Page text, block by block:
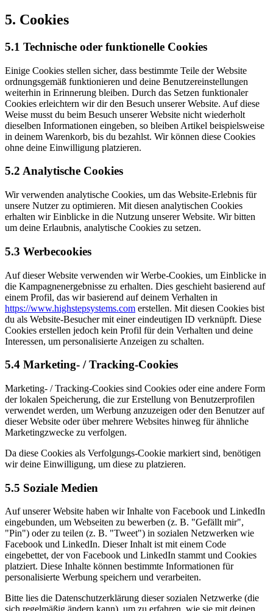
5. Cookies
5.1 Technische oder funktionelle Cookies
Einige Cookies stellen sicher, dass bestimmte Teile der Website
ordnungsgemäß funktionieren und deine Benutzereinstellungen
weiterhin in Erinnerung bleiben. Durch das Setzen funktionaler
Cookies erleichtern wir dir den Besuch unserer Website. Auf diese
Weise musst du beim Besuch unserer Website nicht wiederholt
dieselben Informationen eingeben, so bleiben Artikel beispielsweise
in deinem Warenkorb, bis du bezahlst. Wir können diese Cookies
ohne deine Einwilligung platzieren.
5.2 Analytische Cookies
Wir verwenden analytische Cookies, um das Website-Erlebnis für
unsere Nutzer zu optimieren. Mit diesen analytischen Cookies
erhalten wir Einblicke in die Nutzung unserer Website. Wir bitten
um deine Erlaubnis, analytische Cookies zu setzen.
5.3 Werbecookies
Auf dieser Website verwenden wir Werbe-Cookies, um Einblicke in
die Kampagnenergebnisse zu erhalten. Dies geschieht basierend auf
einem Profil, das wir basierend auf deinem Verhalten in
https://www.highstepsystems.com erstellen. Mit diesen Cookies bist
du als Website-Besucher mit einer eindeutigen ID verknüpft. Diese
Cookies erstellen jedoch kein Profil für dein Verhalten und deine
Interessen, um personalisierte Anzeigen zu schalten.
5.4 Marketing- / Tracking-Cookies
Marketing- / Tracking-Cookies sind Cookies oder eine andere Form
der lokalen Speicherung, die zur Erstellung von Benutzerprofilen
verwendet werden, um Werbung anzuzeigen oder den Benutzer auf
dieser Website oder über mehrere Websites hinweg für ähnliche
Marketingzwecke zu verfolgen.
Da diese Cookies als Verfolgungs-Cookie markiert sind, benötigen
wir deine Einwilligung, um diese zu platzieren.
5.5 Soziale Medien
Auf unserer Website haben wir Inhalte von Facebook und LinkedIn
eingebunden, um Webseiten zu bewerben (z. B. "Gefällt mir",
"Pin") oder zu teilen (z. B. "Tweet") in sozialen Netzwerken wie
Facebook und LinkedIn. Dieser Inhalt ist mit einem Code
eingebettet, der von Facebook und LinkedIn stammt und Cookies
platziert. Diese Inhalte können bestimmte Informationen für
personalisierte Werbung speichern und verarbeiten.
Bitte lies die Datenschutzerklärung dieser sozialen Netzwerke (die